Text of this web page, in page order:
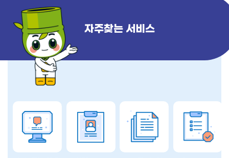
자주찾는 서비스